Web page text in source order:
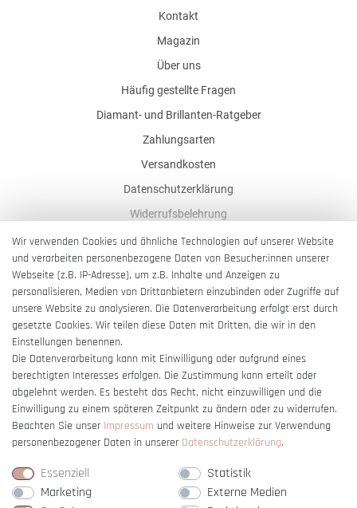
Kontakt
Magazin
Über uns
Häufig gestellte Fragen
Diamant- und Brillanten-Ratgeber
Zahlungsarten
Versandkosten
Datenschutzerklärung
Widerrufsbelehrung
AGB
Impressum
Barrierefreiheitserklärung
Vertrag widerrufen
Wir verwenden Cookies und ähnliche Technologien auf unserer Website
und verarbeiten personenbezogene Daten von Besucher:innen unserer
Webseite (z.B. IP-Adresse), um z.B. Inhalte und Anzeigen zu
personalisieren, Medien von Drittanbietern einzubinden oder Zugriffe auf
unsere Website zu analysieren. Die Datenverarbeitung erfolgt erst durch
gesetzte Cookies. Wir teilen diese Daten mit Dritten, die wir in den
Einstellungen benennen.
Die Datenverarbeitung kann mit Einwilligung oder aufgrund eines
berechtigten Interesses erfolgen. Die Zustimmung kann erteilt oder
abgelehnt werden. Es besteht das Recht, nicht einzuwilligen und die
Einwilligung zu einem späteren Zeitpunkt zu ändern oder zu widerrufen.
Beachten Sie unser Impressum und weitere Hinweise zur Verwendung
personenbezogener Daten in unserer Daten­schutz­erklärung.
Essenziell
Statistik
Marketing
Externe Medien